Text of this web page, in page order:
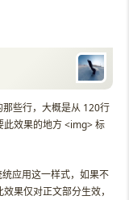
些行，大概是从 120行
此效果的地方 <img> 标
应用这一样式，如果不
果仅对正文部分生效，